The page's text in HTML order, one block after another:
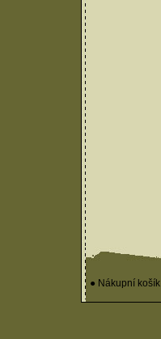
● Nákupní košík